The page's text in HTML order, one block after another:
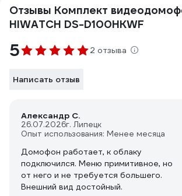
Отзывы Комплект
HIWATCH DS-D100HKWF
5 2 отзыва
Написать отзыв
Александр С.
26.07.2026г. Липецк
Опыт использования: Менее месяца
Домофон работает, к облаку
подключился. Меню примитивное, но
от него и не требуется большего.
Внешний вид достойный.